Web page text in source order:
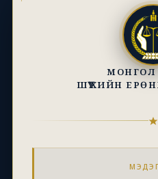
МОНГОЛ
ШҮҮХИЙН